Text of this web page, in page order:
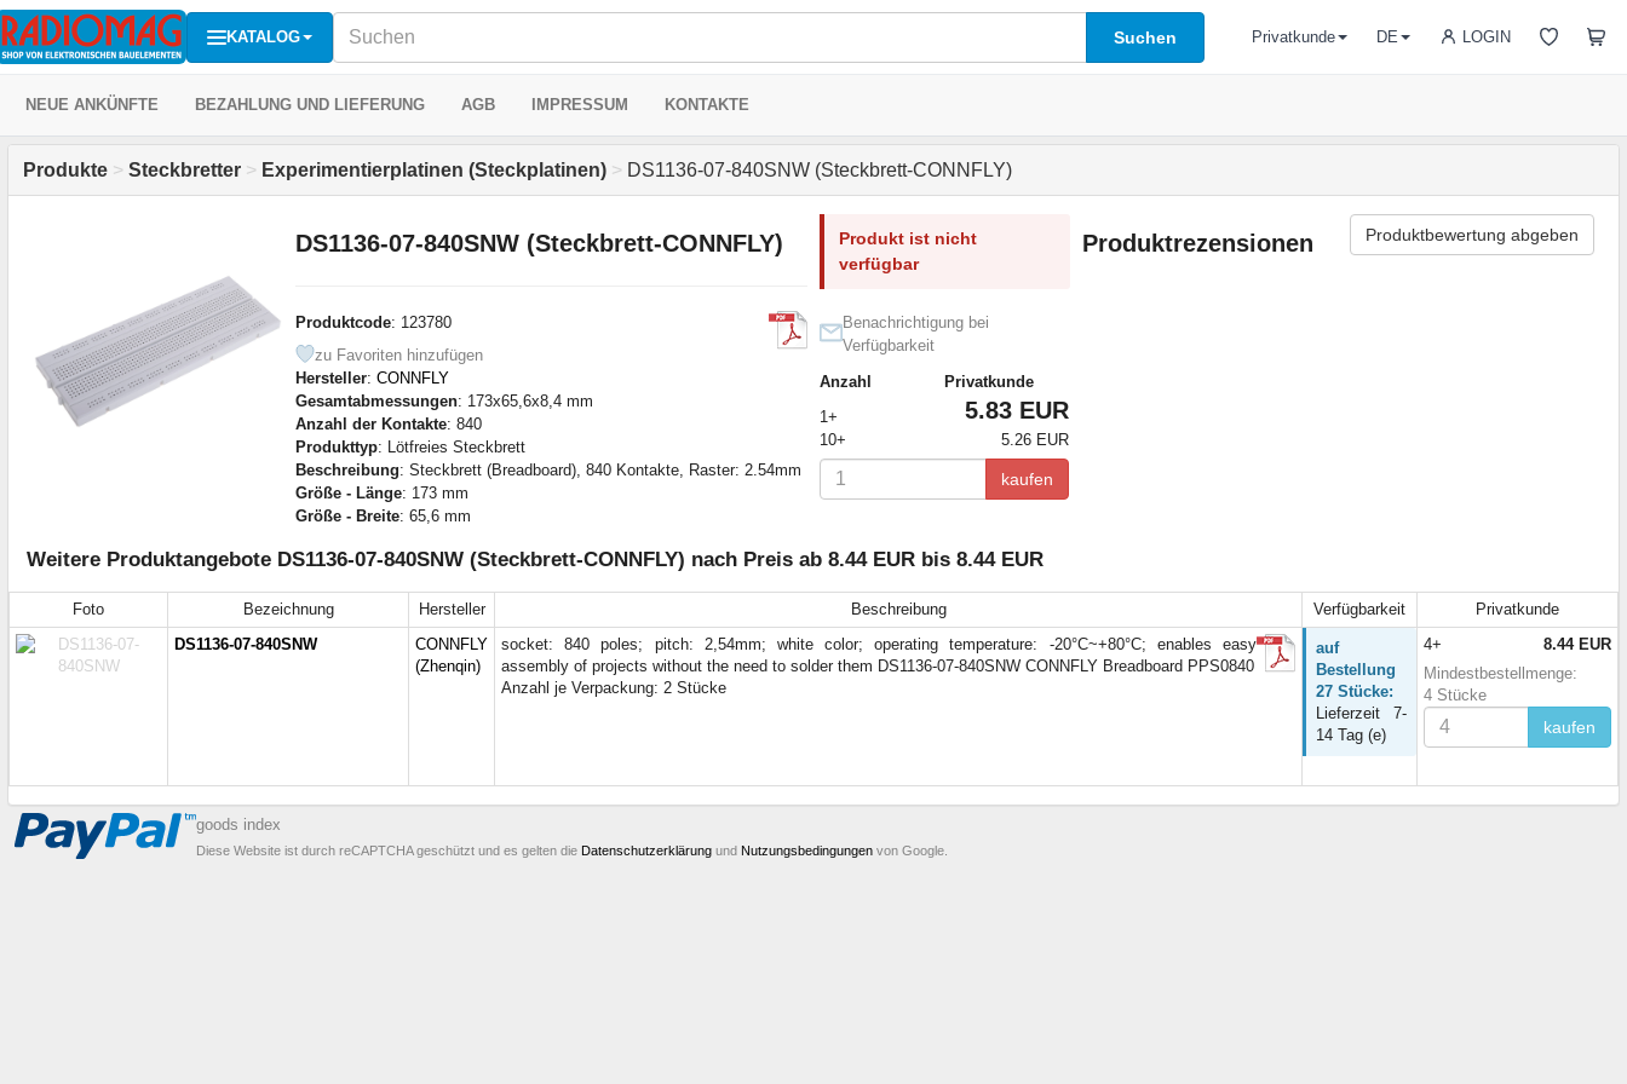
KATALOG Suchen LOGIN
Privatkunde DE
NEUE ANKÜNFTE BEZAHLUNG UND LIEFERUNG AGB IMPRESSUM KONTAKTE
Produkte > Steckbretter > Experimentierplatinen (Steckplatinen) > DS1136-07-840SNW (Steckbrett-CONNFLY)
DS1136-07-840SNW (Steckbrett-CONNFLY)
Produktcode: 123780
zu Favoriten hinzufügen
Hersteller: CONNFLY
Gesamtabmessungen: 173x65,6x8,4 mm
Anzahl der Kontakte: 840
Produkttyp: Lötfreies Steckbrett
Beschreibung: Steckbrett (Breadboard), 840 Kontakte, Raster: 2.54mm
Größe - Länge: 173 mm
Größe - Breite: 65,6 mm
Produkt ist nicht
verfügbar
Benachrichtigung bei
Verfügbarkeit
Anzahl
Privatkunde
1+
5.83 EUR
10+ 5.26 EUR
kaufen
Produktrezensionen Produktbewertung abgeben
Weitere Produktangebote DS1136-07-840SNW (Steckbrett-CONNFLY) nach Preis ab 8.44 EUR bis 8.44 EUR
Foto Bezeichnung Hersteller Beschreibung Verfügbarkeit
Privatkunde
DS1136-07-840SNW
CONNFLY
(Zhenqin)
socket: 840 poles; pitch: 2,54mm; white color; operating temperature: -20°C~+80°C; enables easy
assembly of projects without the need to solder them DS1136-07-840SNW CONNFLY Breadboard PPS0840
Anzahl je Verpackung: 2 Stücke
auf
Bestellung
27 Stücke:
Lieferzeit 7-
14 Tag (e)
4+
8.44 EUR
Mindestbestellmenge:
4 Stücke
kaufen
goods index
Diese Website ist durch reCAPTCHA geschützt und es gelten die Datenschutzerklärung und Nutzungsbedingungen von Google.